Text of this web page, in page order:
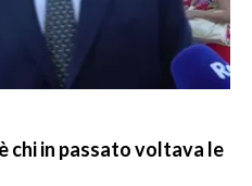
chi in passato voltava le